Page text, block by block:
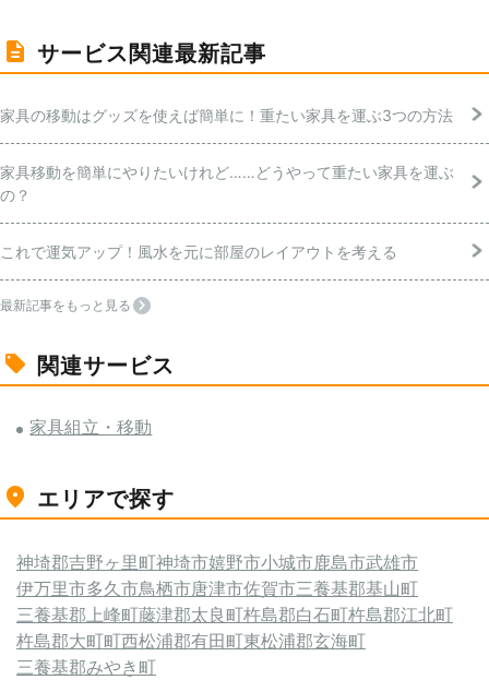
サービス関連最新記事
家具の移動はグッズを使えば簡単に！重たい家具を運ぶ3つの方法
家具移動を簡単にやりたいけれど……どうやって重たい家具を運ぶ
の？
これで運気アップ！風水を元に部屋のレイアウトを考える
最新記事をもっと見る
関連サービス
家具組立・移動
エリアで探す
神埼郡吉野ヶ里町神埼市嬉野市小城市鹿島市武雄市
伊万里市多久市鳥栖市唐津市佐賀市三養基郡基山町
三養基郡上峰町藤津郡太良町杵島郡白石町杵島郡江北町
杵島郡大町町西松浦郡有田町東松浦郡玄海町
三養基郡みやき町